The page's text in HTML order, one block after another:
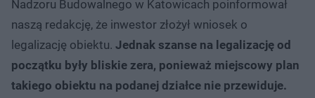
Nadzoru Budowalnego w Katowicach poinformował
naszą redakcję, że inwestor złożył wniosek o
legalizację obiektu. Jednak szanse na legalizację od
początku były bliskie zera, ponieważ miejscowy plan
takiego obiektu na podanej działce nie przewiduje.